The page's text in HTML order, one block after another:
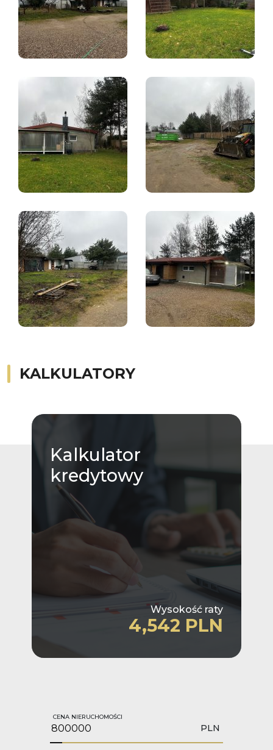
KALKULATORY
Kalkulator
kredytowy
Wysokość raty
4,542 PLN
CENA NIERUCHOMOŚCI
PLN